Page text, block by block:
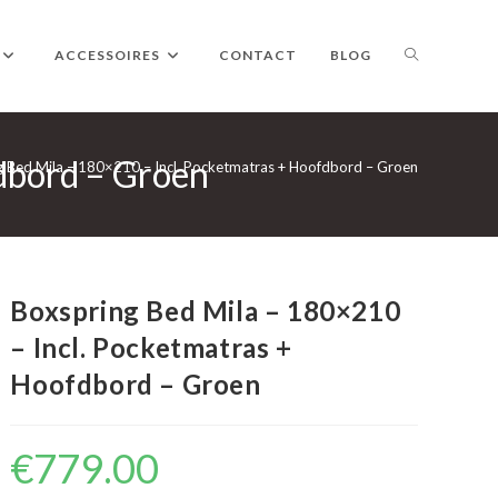
ACCESSOIRES CONTACT BLOG TOGGLE
WEBSITE
– Groen
Bed Mila – 180×210 – Incl. Pocketmatras + Hoofdbord – Groen
Boxspring Bed Mila – 180×210
– Incl. Pocketmatras +
Hoofdbord – Groen
€779.00